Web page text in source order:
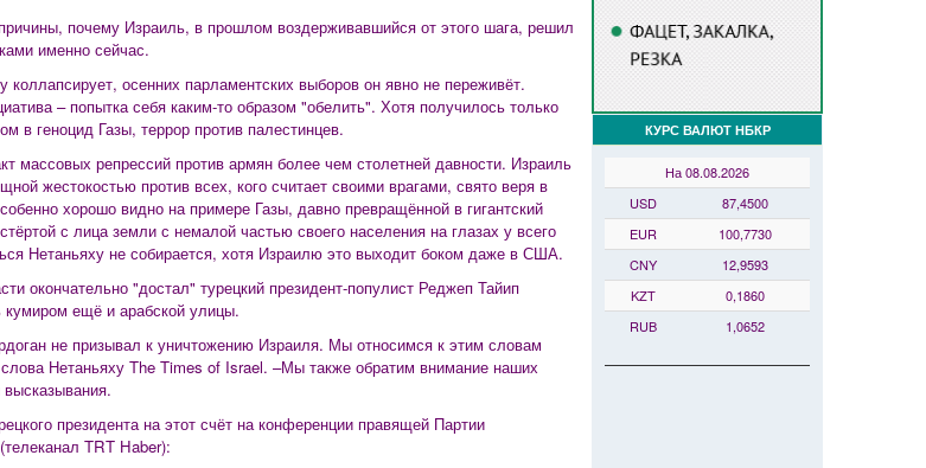
почему Израиль, в прошлом воздерживавшийся от этого шага, решил
именно сейчас.
осенних парламентских выборов он явно не переживёт.
– попытка себя каким-то образом "обелить". Хотя получилось только
в геноцид Газы, террор против палестинцев.
массовых репрессий против армян более чем столетней давности. Израиль
жестокостью против всех, кого считает своими врагами, свято веря в
хорошо видно на примере Газы, давно превращённой в гигантский
с лица земли с немалой частью своего населения на глазах у всего
Нетаньяху не собирается, хотя Израилю это выходит боком даже в США.
окончательно "достал" турецкий президент-популист Реджеп Тайип
ещё и арабской улицы.
не призывал к уничтожению Израиля. Мы относимся к этим словам
Нетаньяху The Times of Israel. –Мы также обратим внимание наших
президента на этот счёт на конференции правящей Партии
TRT Haber):
КУРС ВАЛЮТ НБКР
На 08.08.2026
USD
87,4500
EUR
100,7730
CNY
12,9593
KZT
0,1860
RUB
1,0652